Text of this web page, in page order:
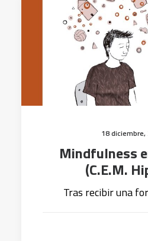
18 diciembre,
Mindfulness
(C.E.M.
Tras recibir una